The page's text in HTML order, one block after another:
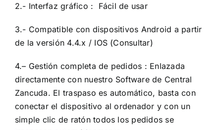
2.- Interfaz gráfico : Fácil de usar
3.- Compatible con dispositivos Android a partir
de la versión 4.4.x / IOS (Consultar)
4.– Gestión completa de pedidos : Enlazada
directamente con nuestro Software de Central
Zancuda. El traspaso es automático, basta con
conectar el dispositivo al ordenador y con un
simple clic de ratón todos los pedidos se